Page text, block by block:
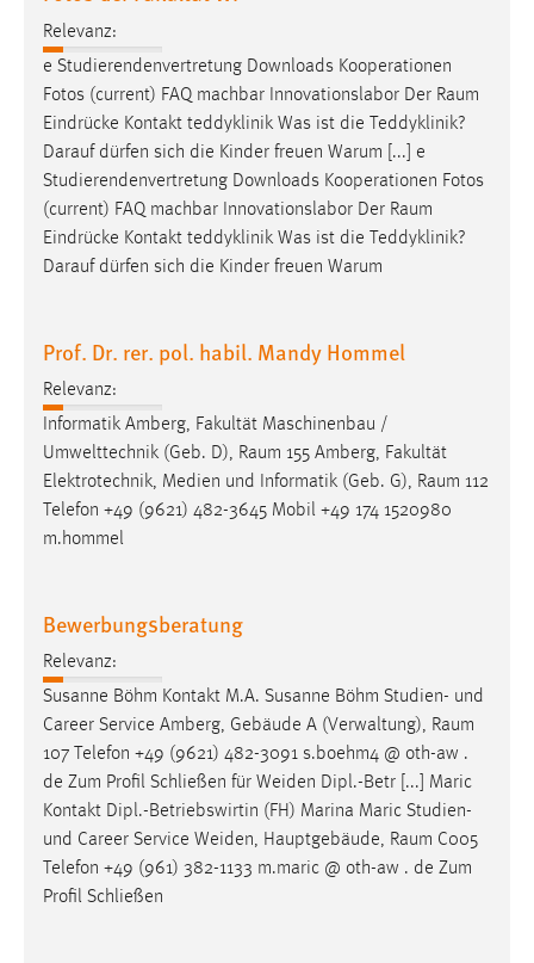
Relevanz:
e Studierendenvertretung Downloads Kooperationen
Fotos (current) FAQ machbar Innovationslabor Der Raum
Eindrücke Kontakt teddyklinik Was ist die Teddyklinik?
Darauf dürfen sich die Kinder freuen Warum [...] e
Studierendenvertretung Downloads Kooperationen Fotos
(current) FAQ machbar Innovationslabor Der Raum
Eindrücke Kontakt teddyklinik Was ist die Teddyklinik?
Darauf dürfen sich die Kinder freuen Warum
Prof. Dr. rer. pol. habil. Mandy Hommel
Relevanz:
Informatik Amberg, Fakultät Maschinenbau /
Umwelttechnik (Geb. D), Raum 155 Amberg, Fakultät
Elektrotechnik, Medien und Informatik (Geb. G), Raum 112
Telefon +49 (9621) 482-3645 Mobil +49 174 1520980
m.hommel
Bewerbungsberatung
Relevanz:
Susanne Böhm Kontakt M.A. Susanne Böhm Studien- und
Career Service Amberg, Gebäude A (Verwaltung), Raum
107 Telefon +49 (9621) 482-3091 s.boehm4 @ oth-aw .
de Zum Profil Schließen für Weiden Dipl.-Betr [...] Maric
Kontakt Dipl.-Betriebswirtin (FH) Marina Maric Studien-
und Career Service Weiden, Hauptgebäude, Raum C005
Telefon +49 (961) 382-1133 m.maric @ oth-aw . de Zum
Profil Schließen
Um Inhalte von Videoplattformen und Social Media
Plattformen anzeigen zu können, werden von diesen
externen Medien Cookies gesetzt.
YouTube
Vimeo